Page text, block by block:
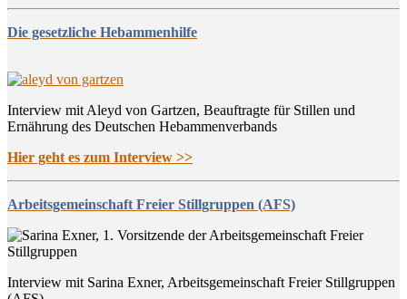
Die gesetzliche Hebammenhilfe
Interview mit Aleyd von Gartzen, Beauftragte für Stillen und
Ernährung des Deutschen Hebammenverbands
Hier geht es zum Interview >>
Arbeitsgemeinschaft Freier Stillgruppen (AFS)
Interview mit Sarina Exner, Arbeitsgemeinschaft Freier Stillgruppen